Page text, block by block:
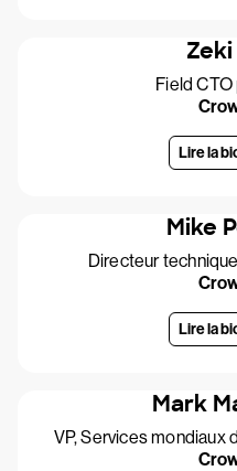
Field
Lire la
Mike
Directeur
Lire la
Mark
VP, Services mondiaux